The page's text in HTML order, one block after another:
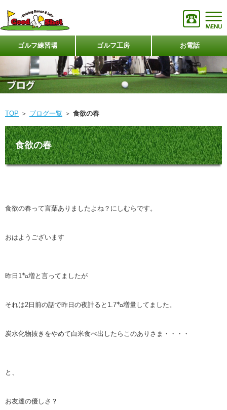
ゴルフ練習場 ゴルフ工房 お電話
TOP ＞ ブログ一覧 ＞ 食欲の春
食欲の春
食欲の春って言葉ありましたよね？にしむらです。
おはようございます
昨日1㌔増と言ってましたが
それは2日前の話で昨日の夜計ると1.7㌔増量してました。
炭水化物抜きをやめて白米食べ出したらこのありさま・・・・
と、
お友達の優しさ？